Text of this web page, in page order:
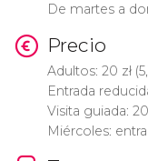
De martes a
Precio
Adultos: 20 zł
Entrada
Visita guiada:
Miércoles: